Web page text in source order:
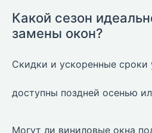
Какой сезон
замены окон?
Скидки и ускоренные сроки
доступны поздней осенью
Могут ли виниловые окна